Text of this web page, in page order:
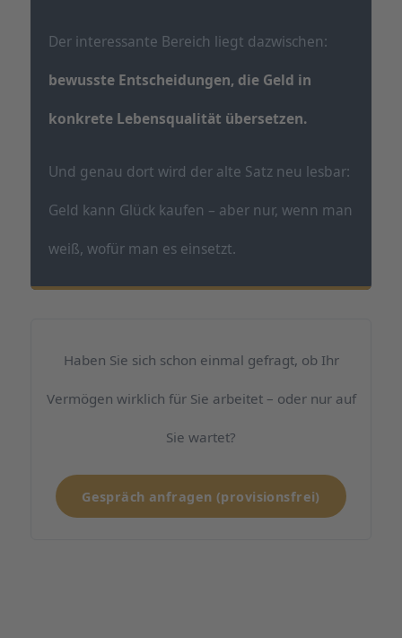
Der interessante Bereich liegt dazwischen:
bewusste Entscheidungen, die Geld in
konkrete Lebensqualität übersetzen.
Und genau dort wird der alte Satz neu lesbar:
Geld kann Glück kaufen – aber nur, wenn man
weiß, wofür man es einsetzt.
Haben Sie sich schon einmal gefragt, ob Ihr
Vermögen wirklich für Sie arbeitet – oder nur auf
Sie wartet?
Gespräch anfragen (provisionsfrei)